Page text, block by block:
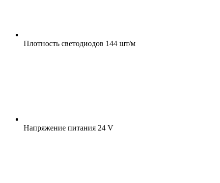
Плотность светодиодов 144 шт/м
Напряжение питания 24 V